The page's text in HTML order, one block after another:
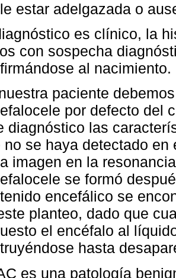
estar adelgazada o
es clínico, la
con sospecha
al nacimiento.
paciente
por defecto del
diagnóstico las
no se haya detectado
imagen en la
se formó
encefálico se
planteo, dado que
el encéfalo al
hasta
es una patología